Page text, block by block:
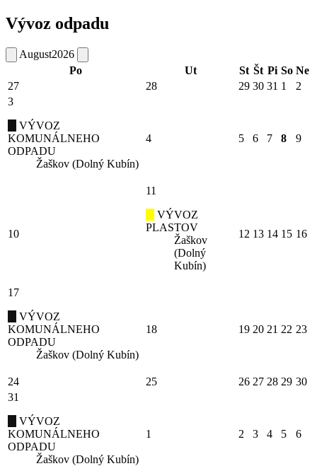
Vývoz odpadu
August2026
Po
Ut St Št Pi So Ne
27
28 29 30 31 1
2
3
VÝVOZ
KOMUNÁLNEHO
ODPADU
Žaškov (Dolný Kubín)
4 5 6 7 8 9
10
11
VÝVOZ
PLASTOV
Žaškov
(Dolný
Kubín)
12 13 14 15 16
17
VÝVOZ
KOMUNÁLNEHO
ODPADU
Žaškov (Dolný Kubín)
18 19 20 21 22 23
24 25 26 27 28 29 30
31
VÝVOZ
KOMUNÁLNEHO
ODPADU
Žaškov (Dolný Kubín)
1 2 3 4 5 6